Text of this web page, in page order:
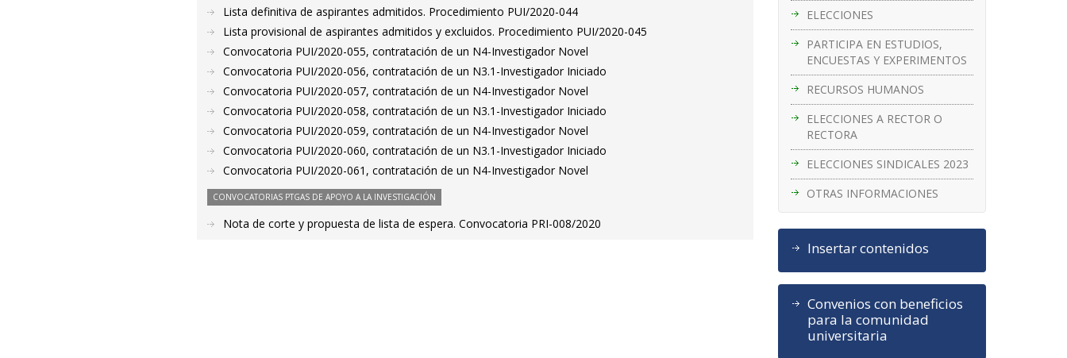
ELECCIONES
PARTICIPA EN ESTUDIOS,
ENCUESTAS Y EXPERIMENTOS
RECURSOS HUMANOS
ELECCIONES A RECTOR O
RECTORA
ELECCIONES SINDICALES 2023
OTRAS INFORMACIONES
Insertar contenidos
Convenios con beneficios
para la comunidad
universitaria
Lista definitiva de aspirantes admitidos. Procedimiento PUI/2020-044
Lista provisional de aspirantes admitidos y excluidos. Procedimiento PUI/2020-045
Convocatoria PUI/2020-055, contratación de un N4-Investigador Novel
Convocatoria PUI/2020-056, contratación de un N3.1-Investigador Iniciado
Convocatoria PUI/2020-057, contratación de un N4-Investigador Novel
Convocatoria PUI/2020-058, contratación de un N3.1-Investigador Iniciado
Convocatoria PUI/2020-059, contratación de un N4-Investigador Novel
Convocatoria PUI/2020-060, contratación de un N3.1-Investigador Iniciado
Convocatoria PUI/2020-061, contratación de un N4-Investigador Novel
CONVOCATORIAS PTGAS DE APOYO A LA INVESTIGACIÓN
Nota de corte y propuesta de lista de espera. Convocatoria PRI-008/2020